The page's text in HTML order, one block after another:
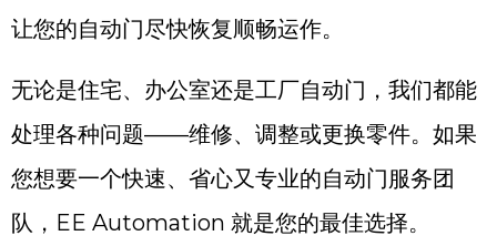
让您的自动门尽快恢复顺畅运作。
无论是住宅、办公室还是工厂自动门，我们都能
处理各种问题——维修、调整或更换零件。如果
您想要一个快速、省心又专业的自动门服务团
队，EE Automation 就是您的最佳选择。